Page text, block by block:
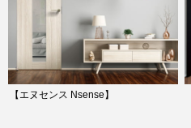
【エヌセンス Nsense】